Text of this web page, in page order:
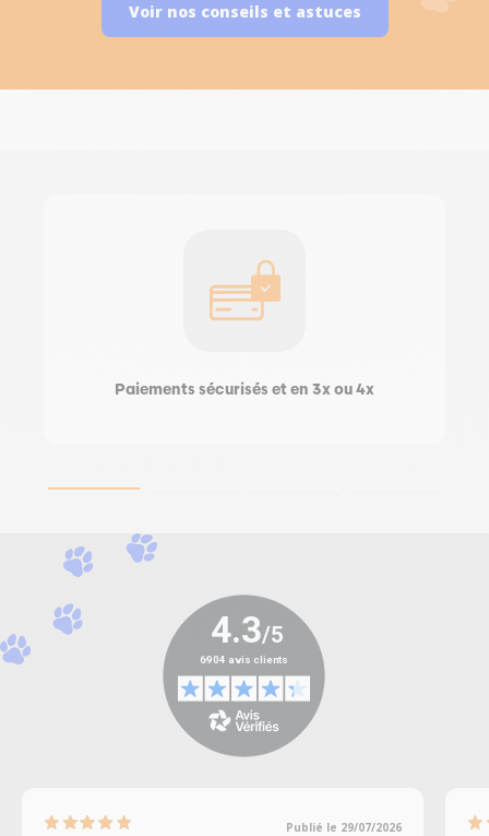
Voir nos conseils et astuces
Paiements sécurisés et en 3x ou 4x
Publié le 29/07/2026